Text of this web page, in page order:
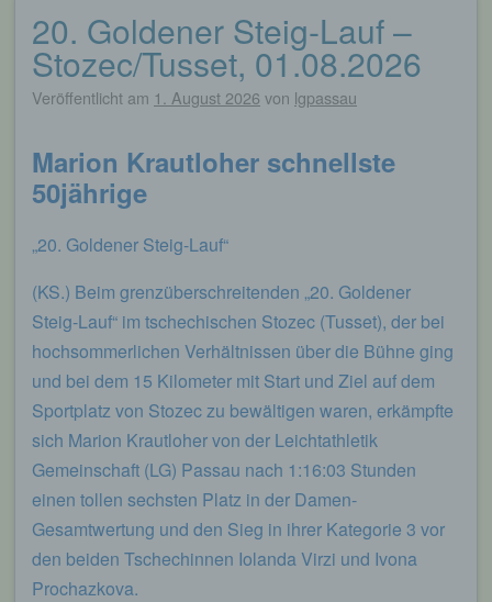
20. Goldener Steig-Lauf –
Stozec/Tusset, 01.08.2026
Veröffentlicht am 1. August 2026 von lgpassau
Marion Krautloher schnellste
50jährige
„20. Goldener Steig-Lauf“
(KS.) Beim grenzüberschreitenden „20. Goldener
Steig-Lauf“ im tschechischen Stozec (Tusset), der bei
hochsommerlichen Verhältnissen über die Bühne ging
und bei dem 15 Kilometer mit Start und Ziel auf dem
Sportplatz von Stozec zu bewältigen waren, erkämpfte
sich Marion Krautloher von der Leichtathletik
Gemeinschaft (LG) Passau nach 1:16:03 Stunden
einen tollen sechsten Platz in der Damen-
Gesamtwertung und den Sieg in ihrer Kategorie 3 vor
den beiden Tschechinnen Iolanda Virzi und Ivona
Prochazkova.